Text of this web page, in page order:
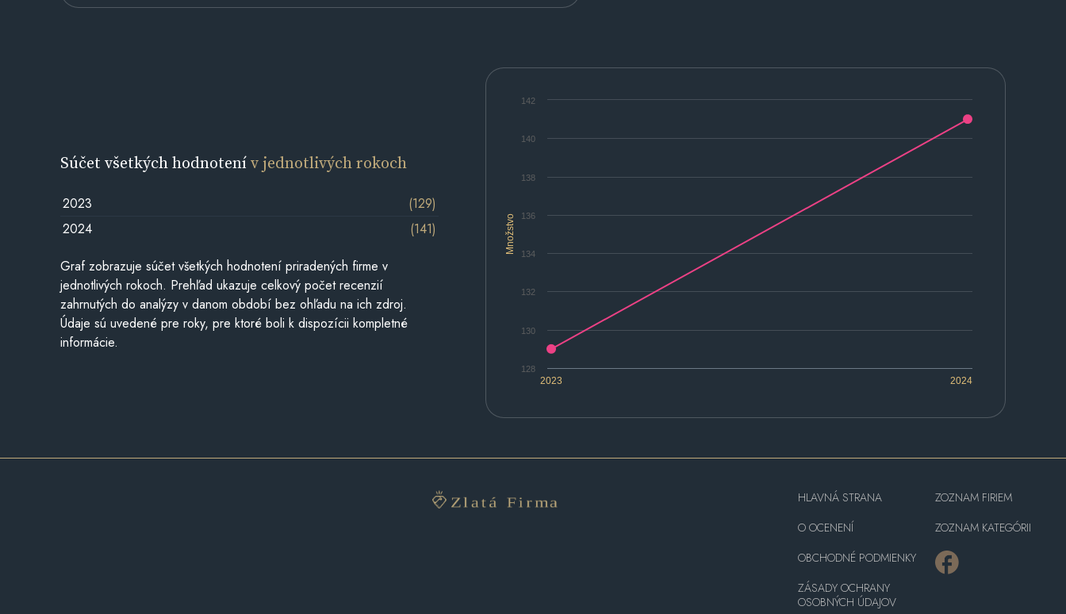
Množstvo
2023 2024
128
130
132
134
136
138
140
142
Súčet všetkých hodnotenív jednotlivých rokoch
2023
(129)
2024
(141)
Graf zobrazuje súčet všetkých hodnotení priradených firme v
jednotlivých rokoch. Prehľad ukazuje celkový počet recenzií
zahrnutých do analýzy v danom období bez ohľadu na ich zdroj.
Údaje sú uvedené pre roky, pre ktoré boli k dispozícii kompletné
informácie.
HLAVNÁ STRANA
O OCENENÍ
OBCHODNÉ PODMIENKY
ZÁSADY OCHRANY
OSOBNÝCH ÚDAJOV
ZOZNAM FIRIEM
ZOZNAM KATEGÓRII